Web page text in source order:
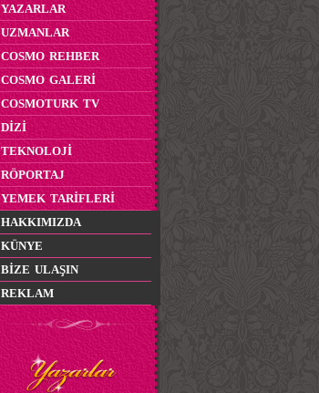
YAZARLAR
UZMANLAR
COSMO REHBER
COSMO GALERİ
COSMOTURK TV
DİZİ
TEKNOLOJİ
RÖPORTAJ
YEMEK TARİFLERİ
HAKKIMIZDA
KÜNYE
BİZE ULAŞIN
REKLAM